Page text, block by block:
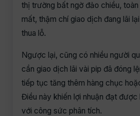
thị trường bất ngờ đảo chiều, toàn
mất, thậm chí giao dịch đang lãi
thua lỗ.
Ngược lại, cũng có nhiều người
cần giao dịch lãi vài pip đã đóng
tiếp tục tăng thêm hàng chục
Điều này khiến lợi nhuận đạt
với công sức phân tích.